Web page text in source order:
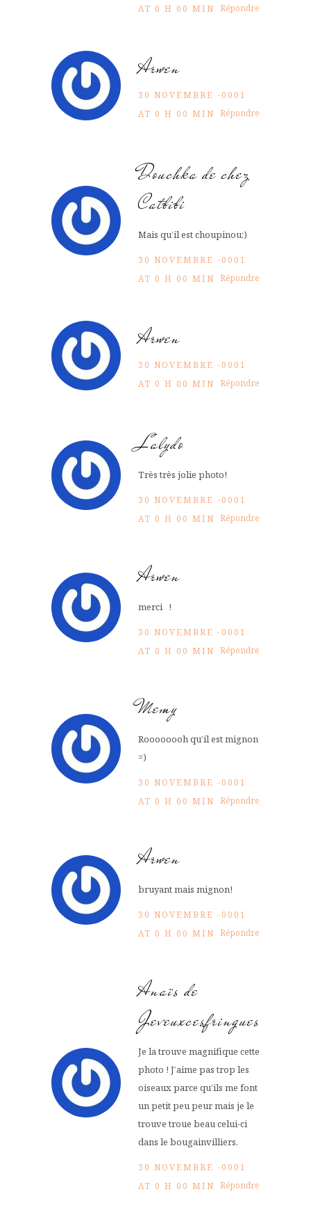
AT 0 H 00 MIN Répondre
Arwen
30 NOVEMBRE -0001
AT 0 H 00 MIN Répondre
Douchka de chez
Catbibi
Mais qu’il est choupinou:)
30 NOVEMBRE -0001
AT 0 H 00 MIN Répondre
Arwen
30 NOVEMBRE -0001
AT 0 H 00 MIN Répondre
Lalydo
Très très jolie photo!
30 NOVEMBRE -0001
AT 0 H 00 MIN Répondre
Arwen
merci !
30 NOVEMBRE -0001
AT 0 H 00 MIN Répondre
Memy
Roooooooh qu’il est mignon
=)
30 NOVEMBRE -0001
AT 0 H 00 MIN Répondre
Arwen
bruyant mais mignon!
30 NOVEMBRE -0001
AT 0 H 00 MIN Répondre
Anaïs de
Jeveuxcesfringues
Je la trouve magnifique cette
photo ! J’aime pas trop les
oiseaux parce qu’ils me font
un petit peu peur mais je le
trouve troue beau celui-ci
dans le bougainvilliers.
30 NOVEMBRE -0001
AT 0 H 00 MIN Répondre